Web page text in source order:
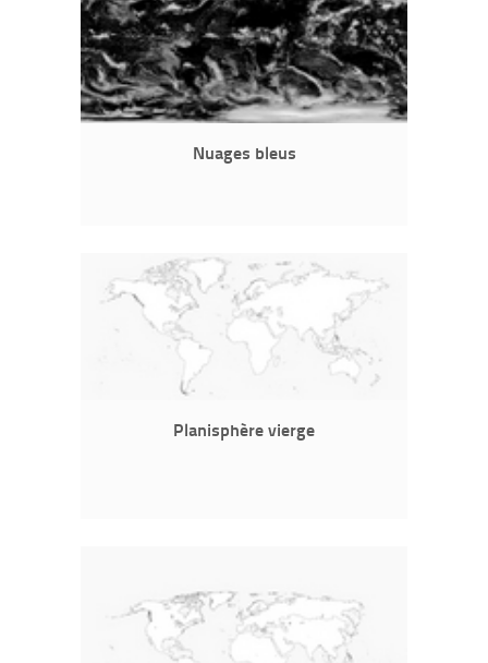
Nuages bleus
Planisphère vierge